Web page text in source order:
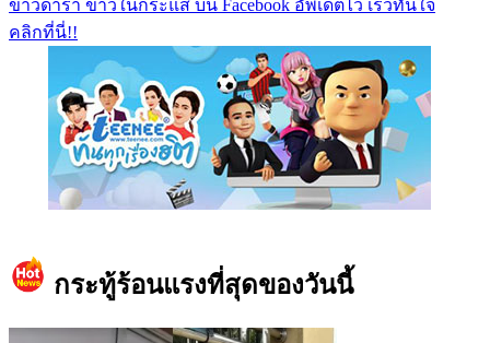
ข่าวดารา ข่าวในกระแส บน Facebook อัพเดตไว เร็วทันใจ
คลิกที่นี่!!
กระทู้ร้อนแรงที่สุดของวันนี้